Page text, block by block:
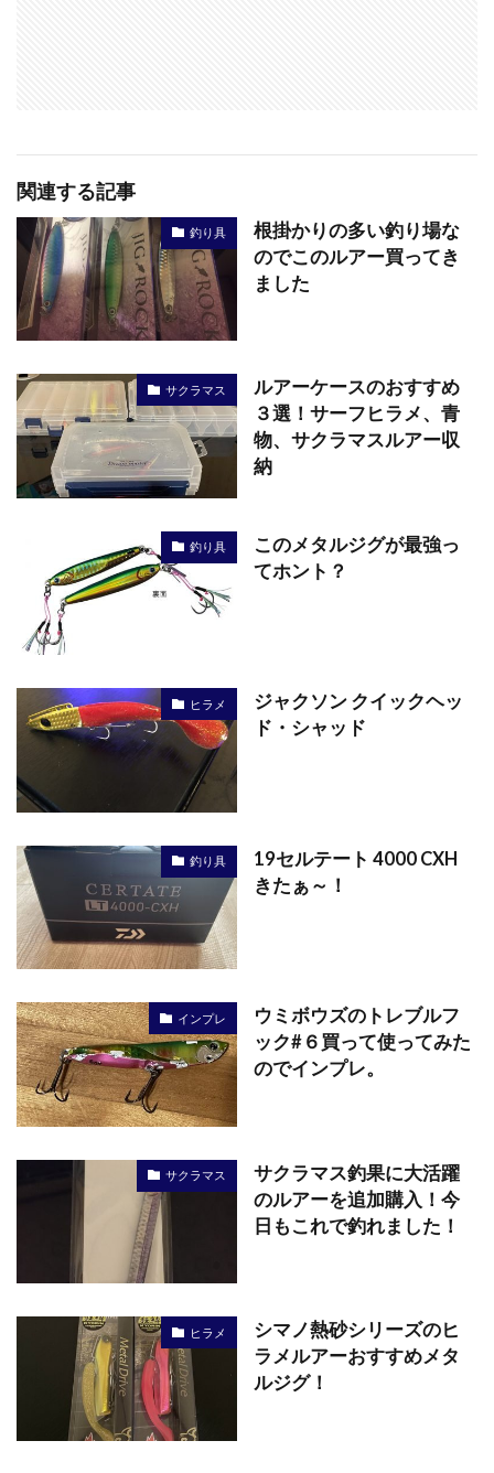
関連する記事
釣り具
根掛かりの多い釣り場な
のでこのルアー買ってき
ました
サクラマス
ルアーケースのおすすめ
３選！サーフヒラメ、青
物、サクラマスルアー収
納
釣り具
このメタルジグが最強っ
てホント？
ヒラメ
ジャクソン クイックヘッ
ド・シャッド
釣り具
19セルテート 4000 CXH
きたぁ～！
インプレ
ウミボウズのトレブルフ
ック#６買って使ってみた
のでインプレ。
サクラマス
サクラマス釣果に大活躍
のルアーを追加購入！今
日もこれで釣れました！
ヒラメ
シマノ熱砂シリーズのヒ
ラメルアーおすすめメタ
ルジグ！